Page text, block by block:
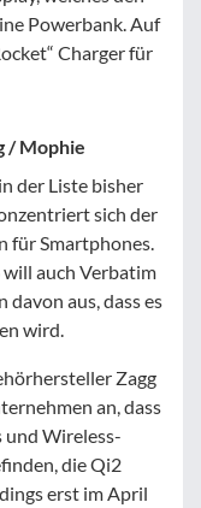
Powerbank. Auf
Charger für
/ Mophie
der Liste bisher
sich der
für Smartphones.
auch Verbatim
aus, dass es
wird.
Zagg
an, dass
und Wireless-
die Qi2
erst im April